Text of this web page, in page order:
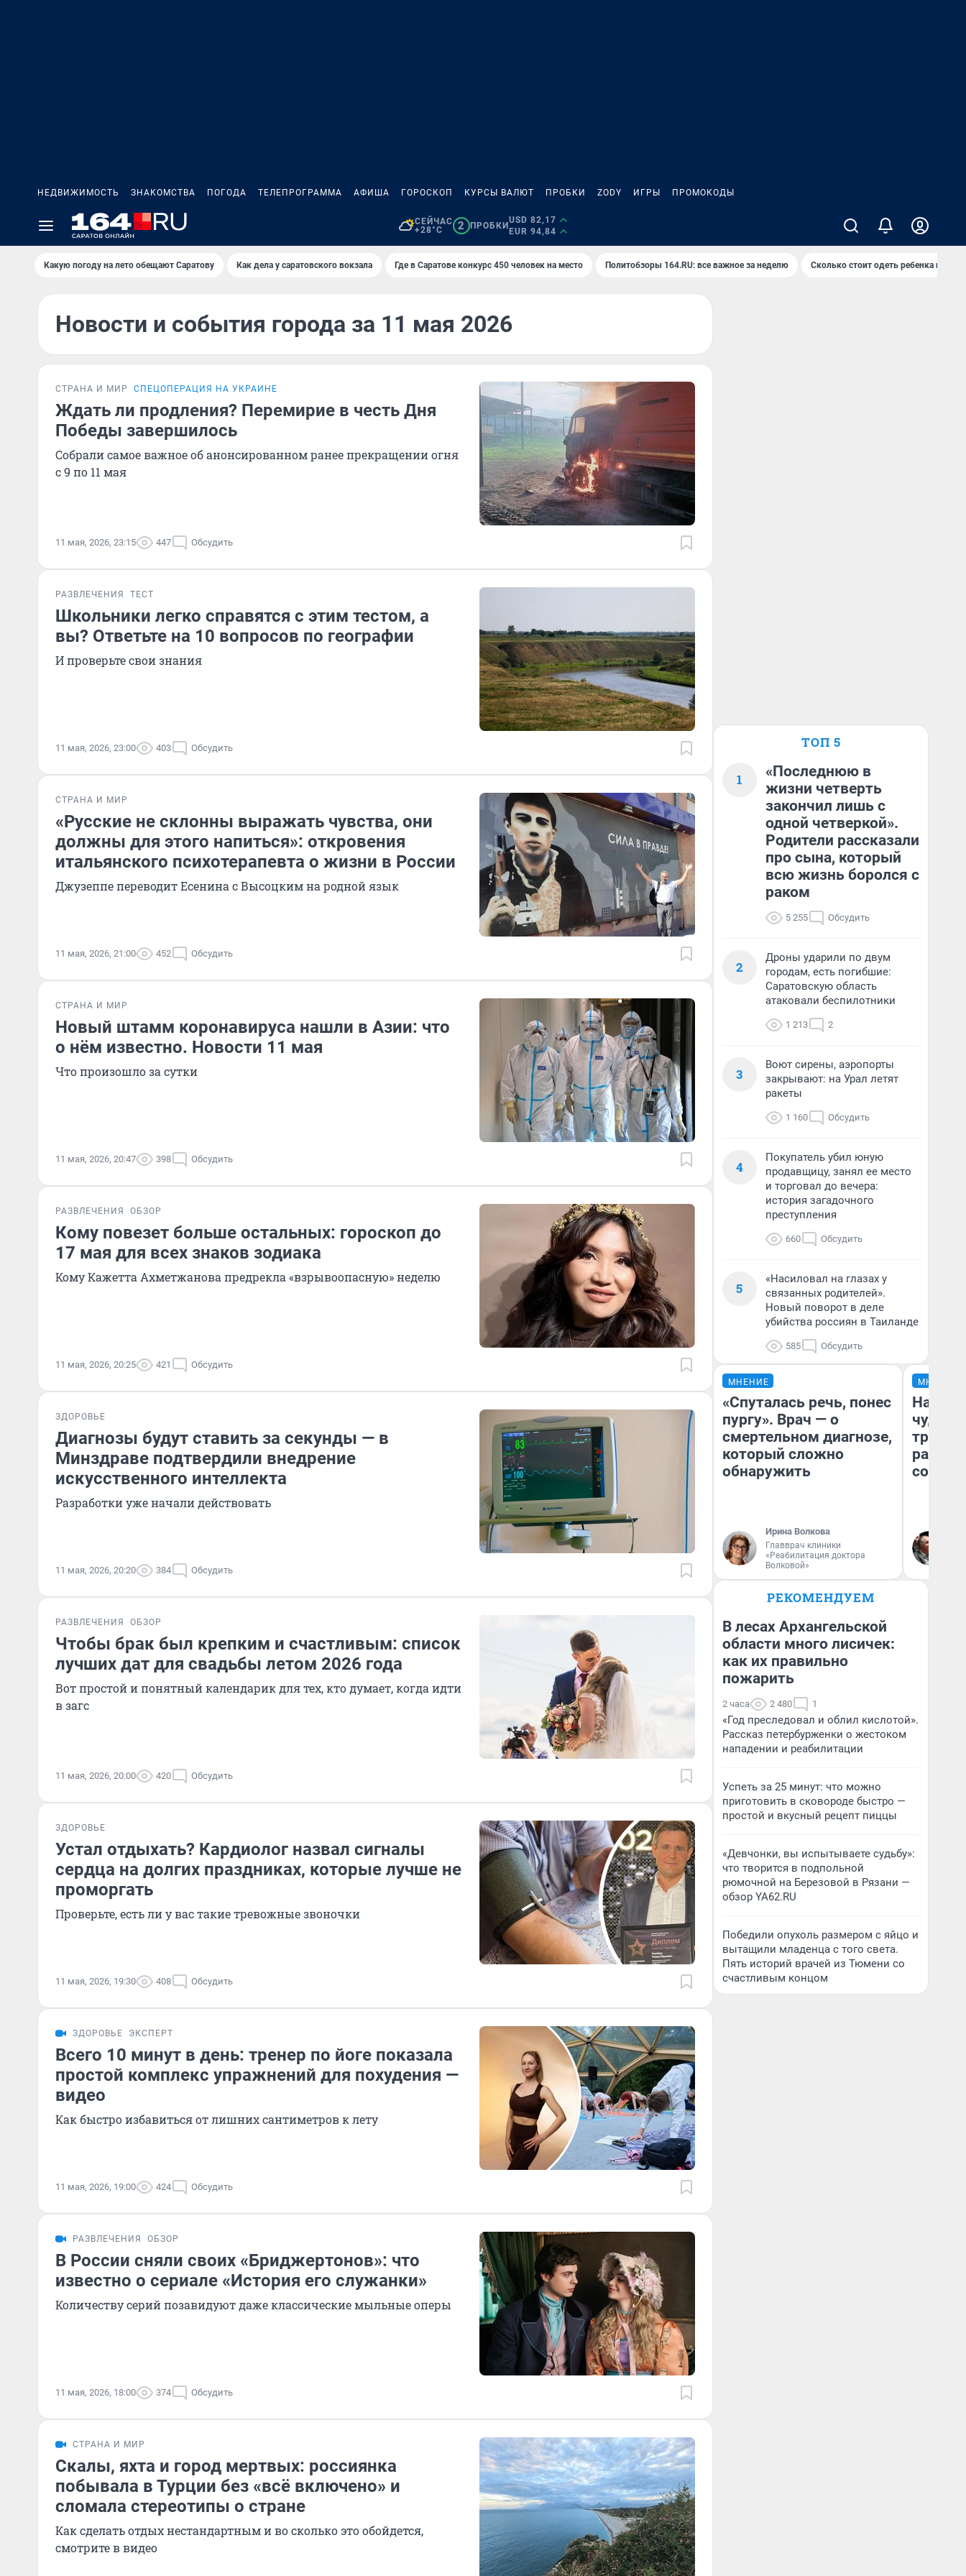
НЕДВИЖИМОСТЬ ЗНАКОМСТВА ПОГОДА ТЕЛЕПРОГРАММА АФИША ГОРОСКОП КУРСЫ ВАЛЮТ ПРОБКИ ZODY ИГРЫ ПРОМОКОДЫ
СЕЙЧАС
+28°C
2 ПРОБКИ
USD 82,17
EUR 94,84
Какую погоду на лето обещают Саратову Как дела у саратовского вокзала Где в Саратове конкурс 450 человек на место Политобзоры 164.RU: все важное за неделю Сколько стоит одеть ребенка на
Новости и события города за 11 мая 2026
СТРАНА И МИР СПЕЦОПЕРАЦИЯ НА УКРАИНЕ
Ждать ли продления? Перемирие в честь Дня
Победы завершилось
Собрали самое важное об анонсированном ранее прекращении огня
с 9 по 11 мая
11 мая, 2026, 23:15 447 Обсудить
РАЗВЛЕЧЕНИЯ ТЕСТ
Школьники легко справятся с этим тестом, а
вы? Ответьте на 10 вопросов по географии
И проверьте свои знания
11 мая, 2026, 23:00 403 Обсудить
СТРАНА И МИР
«Русские не склонны выражать чувства, они
должны для этого напиться»: откровения
итальянского психотерапевта о жизни в России
Джузеппе переводит Есенина с Высоцким на родной язык
11 мая, 2026, 21:00 452 Обсудить
СТРАНА И МИР
Новый штамм коронавируса нашли в Азии: что
о нём известно. Новости 11 мая
Что произошло за сутки
11 мая, 2026, 20:47 398 Обсудить
РАЗВЛЕЧЕНИЯ ОБЗОР
Кому повезет больше остальных: гороскоп до
17 мая для всех знаков зодиака
Кому Кажетта Ахметжанова предрекла «взрывоопасную» неделю
11 мая, 2026, 20:25 421 Обсудить
ЗДОРОВЬЕ
Диагнозы будут ставить за секунды — в
Минздраве подтвердили внедрение
искусственного интеллекта
Разработки уже начали действовать
11 мая, 2026, 20:20 384 Обсудить
РАЗВЛЕЧЕНИЯ ОБЗОР
Чтобы брак был крепким и счастливым: список
лучших дат для свадьбы летом 2026 года
Вот простой и понятный календарик для тех, кто думает, когда идти
в загс
11 мая, 2026, 20:00 420 Обсудить
ЗДОРОВЬЕ
Устал отдыхать? Кардиолог назвал сигналы
сердца на долгих праздниках, которые лучше не
проморгать
Проверьте, есть ли у вас такие тревожные звоночки
11 мая, 2026, 19:30 408 Обсудить
ЗДОРОВЬЕ ЭКСПЕРТ
Всего 10 минут в день: тренер по йоге показала
простой комплекс упражнений для похудения —
видео
Как быстро избавиться от лишних сантиметров к лету
11 мая, 2026, 19:00 424 Обсудить
РАЗВЛЕЧЕНИЯ ОБЗОР
В России сняли своих «Бриджертонов»: что
известно о сериале «История его служанки»
Количеству серий позавидуют даже классические мыльные оперы
11 мая, 2026, 18:00 374 Обсудить
СТРАНА И МИР
Скалы, яхта и город мертвых: россиянка
побывала в Турции без «всё включено» и
сломала стереотипы о стране
Как сделать отдых нестандартным и во сколько это обойдется,
смотрите в видео
ТОП 5
1
«Последнюю в
жизни четверть
закончил лишь с
одной четверкой».
Родители рассказали
про сына, который
всю жизнь боролся с
раком
5 255 Обсудить
2
Дроны ударили по двум
городам, есть погибшие:
Саратовскую область
атаковали беспилотники
1 213 2
3
Воют сирены, аэропорты
закрывают: на Урал летят
ракеты
1 160 Обсудить
4
Покупатель убил юную
продавщицу, занял ее место
и торговал до вечера:
история загадочного
преступления
660 Обсудить
5
«Насиловал на глазах у
связанных родителей».
Новый поворот в деле
убийства россиян в Таиланде
585 Обсудить
МНЕНИЕ
«Спуталась речь, понес
пургу». Врач — о
смертельном диагнозе,
который сложно
обнаружить
Ирина Волкова
Главврач клиники
«Реабилитация доктора
Волковой»
МНЕНИЕ
чудом
РЕКОМЕНДУЕМ
В лесах Архангельской
области много лисичек:
как их правильно
пожарить
2 часа 2 480 1
«Год преследовал и облил кислотой».
Рассказ петербурженки о жестоком
нападении и реабилитации
Успеть за 25 минут: что можно
приготовить в сковороде быстро —
простой и вкусный рецепт пиццы
«Девчонки, вы испытываете судьбу»:
что творится в подпольной
рюмочной на Березовой в Рязани —
обзор YA62.RU
Победили опухоль размером с яйцо и
вытащили младенца с того света.
Пять историй врачей из Тюмени со
счастливым концом